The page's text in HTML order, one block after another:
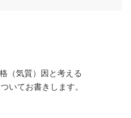
（気質）因と考える
いてお書きします。